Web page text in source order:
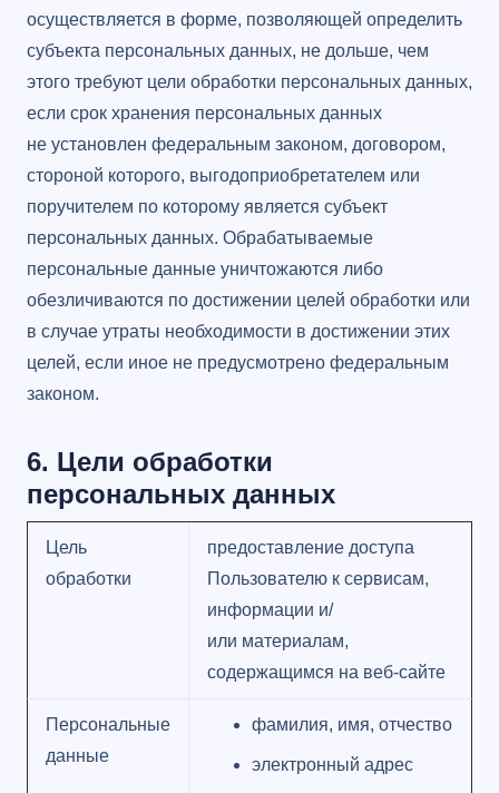
осуществляется в форме, позволяющей определить
субъекта персональных данных, не дольше, чем
этого требуют цели обработки персональных данных,
если срок хранения персональных данных
не установлен федеральным законом, договором,
стороной которого, выгодоприобретателем или
поручителем по которому является субъект
персональных данных. Обрабатываемые
персональные данные уничтожаются либо
обезличиваются по достижении целей обработки или
в случае утраты необходимости в достижении этих
целей, если иное не предусмотрено федеральным
законом.
6. Цели обработки
персональных данных
Цель
обработки
предоставление доступа
Пользователю к сервисам,
информации и/
или материалам,
содержащимся на веб-сайте
Персональные
данные
фамилия, имя, отчество
электронный адрес